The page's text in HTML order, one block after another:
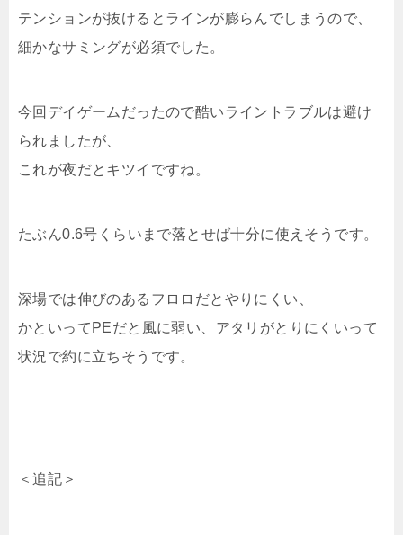
テンションが抜けるとラインが膨らんでしまうので、
細かなサミングが必須でした。
今回デイゲームだったので酷いライントラブルは避け
られましたが、
これが夜だとキツイですね。
たぶん0.6号くらいまで落とせば十分に使えそうです。
深場では伸びのあるフロロだとやりにくい、
かといってPEだと風に弱い、アタリがとりにくいって
状況で約に立ちそうです。
＜追記＞